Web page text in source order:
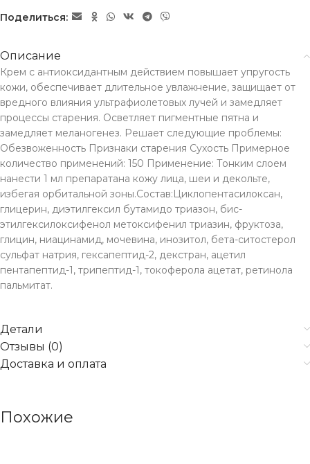
Поделиться:
Описание
Крем с антиоксидантным действием повышает упругость
кожи, обеспечивает длительное увлажнение, защищает от
вредного влияния ультрафиолетовых лучей и замедляет
процессы старения. Осветляет пигментные пятна и
замедляет меланогенез. Решает следующие проблемы:
Обезвоженность Признаки старения Сухость Примерное
количество применений: 150 Применение: Тонким слоем
нанести 1 мл препаратана кожу лица, шеи и декольте,
избегая орбитальной зоны.Состав:Циклопентасилоксан,
глицерин, диэтилгексил бутамидо триазон, бис-
этилгексилоксифенол метоксифенил триазин, фруктоза,
глицин, ниацинамид, мочевина, инозитол, бета-ситостерол
сульфат натрия, гексапептид-2, декстран, ацетил
пентапептид-1, трипептид-1, токоферола ацетат, ретинола
пальмитат.
Детали
Отзывы (0)
Доставка и оплата
Похожие